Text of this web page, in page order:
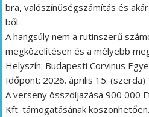
bra, valószínűségszámítás és
ből.
A hangsúly nem a rutinszerű
megközelítésen és a mélyebb
Helyszín: Budapesti Corvinus
Időpont: 2026. április 15. (szerda)
A verseny összdíjazása 900 000
Kft. támogatásának